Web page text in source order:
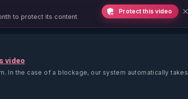
to protect its content
Protect this video
video
In the case of a blockage, our system automatically takes